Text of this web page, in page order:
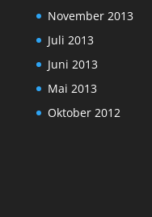
November 2013
Juli 2013
Juni 2013
Mai 2013
Oktober 2012